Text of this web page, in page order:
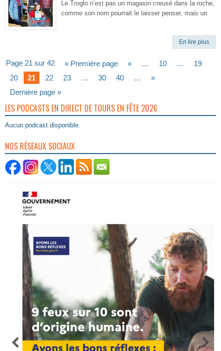
Le Troglo n’est pas un magasin creusé dans la roche,
comme son nom pourrait le laisser penser, mais un
En lire plus
Page 21 sur 42 « Première page « … 10 …
19
20
21 22 23 … 30 40 …
»
Dernière page »
LES PODCASTS EN DIRECT DE TOURS EN FÊTE 2026
Aucun podcast disponible.
NOS RÉSEAUX SOCIAUX